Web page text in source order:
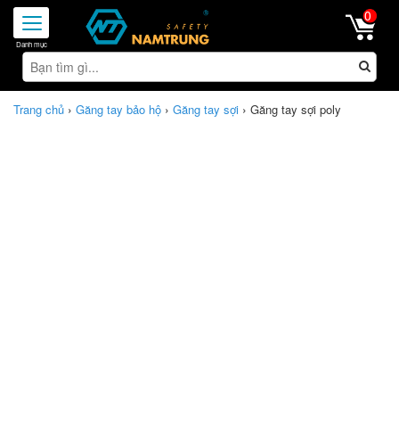
Toggle
navigation
0
Trang chủ › Găng tay bảo hộ › Găng tay sợi › Găng tay sợi poly